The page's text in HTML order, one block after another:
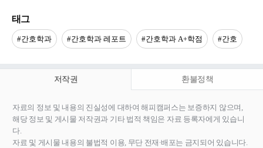
태그
#간호학과 #간호학과 레포트 #간호학과 A+학점 #간호
저작권 환불정책
자료의 정보 및 내용의 진실성에 대하여 해피캠퍼스는 보증하지 않으며,
해당 정보 및 게시물 저작권과 기타 법적 책임은 자료 등록자에게 있습니
다.
자료 및 게시물 내용의 불법적 이용, 무단 전재∙배포는 금지되어 있습니다.